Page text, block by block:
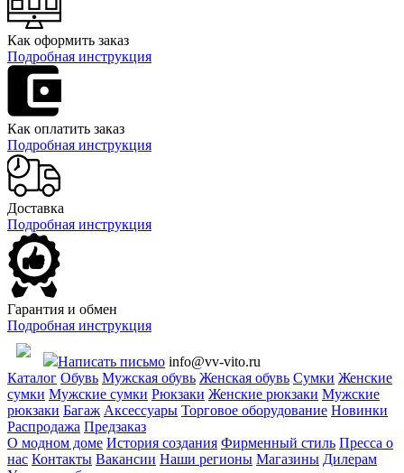
Как оформить заказ
Подробная инструкция
Как оплатить заказ
Подробная инструкция
Доставка
Подробная инструкция
Гарантия и обмен
Подробная инструкция
Написать письмо info@vv-vito.ru
Каталог Обувь Мужская обувь Женская обувь Сумки Женские
сумки Мужские сумки Рюкзаки Женские рюкзаки Мужские
рюкзаки Багаж Аксессуары Торговое оборудование Новинки
Распродажа Предзаказ
О модном доме История создания Фирменный стиль Пресса о
нас Контакты Вакансии Наши регионы Магазины Дилерам